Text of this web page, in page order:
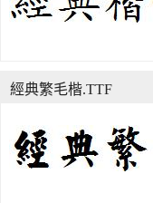
經典繁毛楷.TTF